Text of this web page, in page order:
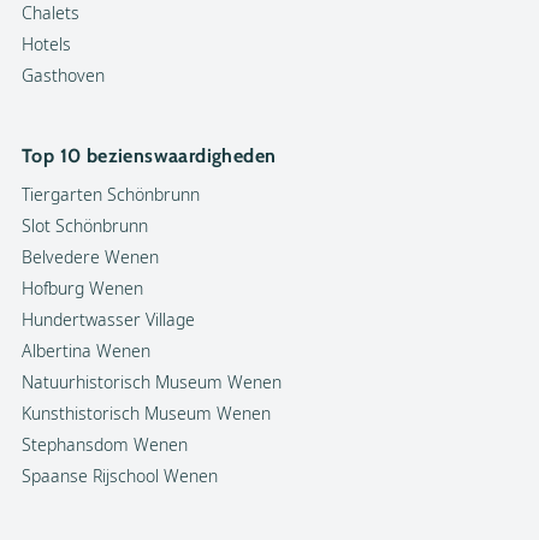
Chalets
Hotels
Gasthoven
Top 10 bezienswaardigheden
Tiergarten Schönbrunn
Slot Schönbrunn
Belvedere Wenen
Hofburg Wenen
Hundertwasser Village
Albertina Wenen
Natuurhistorisch Museum Wenen
Kunsthistorisch Museum Wenen
Stephansdom Wenen
Spaanse Rijschool Wenen